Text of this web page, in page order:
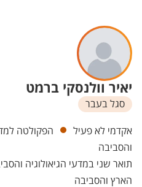
יאיר וולנסקי ברמט
סגל בעבר
יחידות
אקדמי לא פעיל
הפקולטה
והסביבה
תואר שני במדעי הגיאולוגיה
הארץ והסביבה